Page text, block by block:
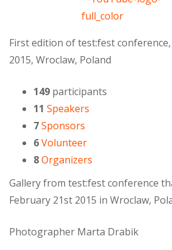
First edition of test:fest
2015, Wroclaw, Poland
149 participants
11 Speakers
7Sponsors
6Volunteer
8Organizers
Gallery from test:fest conference
February 21st 2015 in Wroclaw,
Photographer Marta Drabik